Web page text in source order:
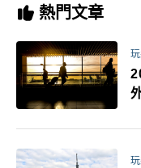
熱門文章